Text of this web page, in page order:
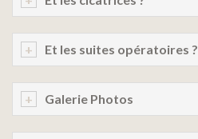
Et les suites opératoires ?
Galerie Photos